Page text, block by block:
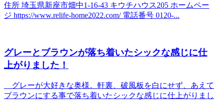
住所 埼玉県新座市畑中1-16-43 キウチハウス205 ホームペー
ジ https://www.relife-home2022.com/ 電話番号 0120-...
グレーとブラウンが落ち着いたシックな感じに仕
上がりました！
グレーが大好きな奥様。軒裏、破風板を白にせず、あえて
ブラウンにする事で落ち着いたシックな感じに仕上がりまし